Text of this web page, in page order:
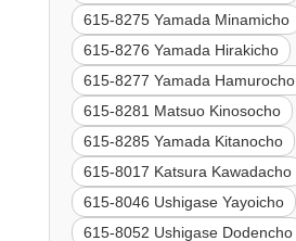
615-8275 Yamada Minamicho
615-8276 Yamada Hirakicho
615-8277 Yamada Hamurocho
615-8281 Matsuo Kinosocho
615-8285 Yamada Kitanocho
615-8017 Katsura Kawadacho
615-8046 Ushigase Yayoicho
615-8052 Ushigase Dodencho